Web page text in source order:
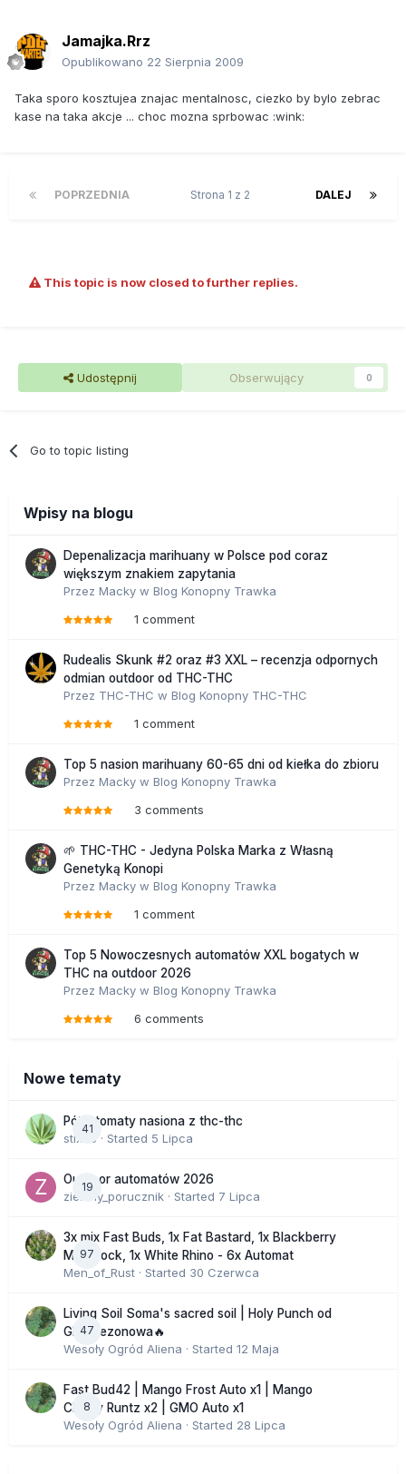
Jamajka.Rrz
Opublikowano 22 Sierpnia 2009
Taka sporo kosztujea znajac mentalnosc, ciezko by bylo zebrac
kase na taka akcje ... choc mozna sprbowac :wink:
POPRZEDNIA DALEJ
Strona 1 z 2
This topic is now closed to further replies.
Udostępnij Obserwujący 0
Go to topic listing
Wpisy na blogu
Depenalizacja marihuany w Polsce pod coraz
większym znakiem zapytania
Przez Macky w Blog Konopny Trawka
1 comment
Rudealis Skunk #2 oraz #3 XXL – recenzja odpornych
odmian outdoor od THC-THC
Przez THC-THC w Blog Konopny THC-THC
1 comment
Top 5 nasion marihuany 60-65 dni od kiełka do zbioru
Przez Macky w Blog Konopny Trawka
3 comments
🌱 THC-THC - Jedyna Polska Marka z Własną
Genetyką Konopi
Przez Macky w Blog Konopny Trawka
1 comment
Top 5 Nowoczesnych automatów XXL bogatych w
THC na outdoor 2026
Przez Macky w Blog Konopny Trawka
6 comments
Nowe tematy
41
Półautomaty nasiona z thc-thc
stix33 · Started 5 Lipca
19
Outdoor automatów 2026
zielony_porucznik · Started 7 Lipca
97
3x mix Fast Buds, 1x Fat Bastard, 1x Blackberry
Moonrock, 1x White Rhino - 6x Automat
Men_of_Rust · Started 30 Czerwca
47
Living Soil Soma's sacred soil | Holy Punch od
GHS sezonowa🔥
Wesoły Ogród Aliena · Started 12 Maja
8
Fast Bud42 | Mango Frost Auto x1 | Mango
Cherry Runtz x2 | GMO Auto x1
Wesoły Ogród Aliena · Started 28 Lipca